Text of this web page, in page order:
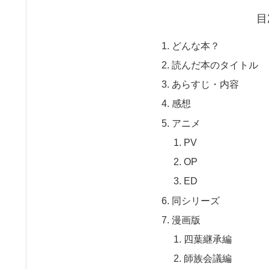
どんな本？
読んだ本のタイトル
あらすじ・内容
感想
アニメ
PV
OP
ED
同シリーズ
漫画版
四葉継承編
師族会議編